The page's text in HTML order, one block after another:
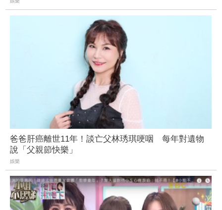
爸爸肝癌離世11年！談亡父林琇琪哽咽 每年對遺物
說「父親節快樂」
娛樂